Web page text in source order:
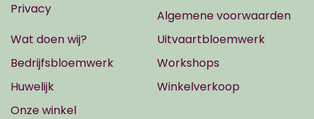
Privacy
Algemene voorwaarden
Wat doen wij?
Uitvaartbloemwerk
Bedrijfsbloemwerk
Workshops
Huwelijk
Winkelverkoop
Onze winkel